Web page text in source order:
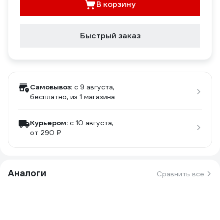
В корзину
Быстрый заказ
Самовывоз: c 9 августа,
бесплатно, из 1 магазина
Курьером: c 10 августа,
от 290 ₽
Аналоги Сравнить все